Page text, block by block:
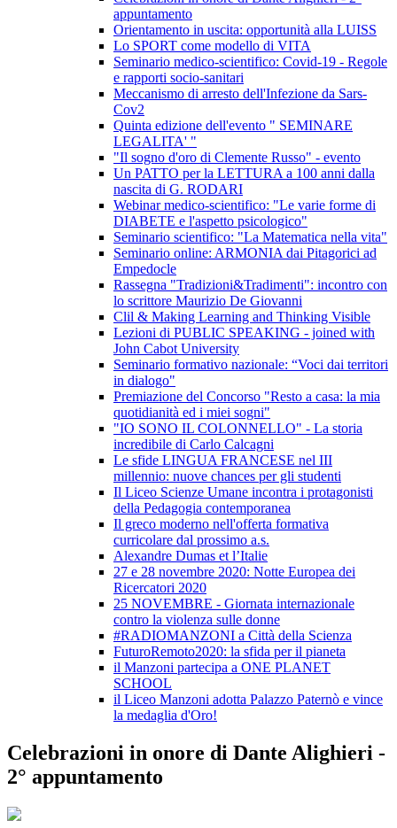
appuntamento
Orientamento in uscita: opportunità alla LUISS
Lo SPORT come modello di VITA
Seminario medico-scientifico: Covid-19 - Regole
e rapporti socio-sanitari
Meccanismo di arresto dell'Infezione da Sars-
Cov2
Quinta edizione dell'evento " SEMINARE
LEGALITA' "
"Il sogno d'oro di Clemente Russo" - evento
Un PATTO per la LETTURA a 100 anni dalla
nascita di G. RODARI
Webinar medico-scientifico: "Le varie forme di
DIABETE e l'aspetto psicologico"
Seminario scientifico: "La Matematica nella vita"
Seminario online: ARMONIA dai Pitagorici ad
Empedocle
Rassegna "Tradizioni&Tradimenti": incontro con
lo scrittore Maurizio De Giovanni
Clil & Making Learning and Thinking Visible
Lezioni di PUBLIC SPEAKING - joined with
John Cabot University
Seminario formativo nazionale: “Voci dai territori
in dialogo"
Premiazione del Concorso "Resto a casa: la mia
quotidianità ed i miei sogni"
"IO SONO IL COLONNELLO" - La storia
incredibile di Carlo Calcagni
Le sfide LINGUA FRANCESE nel III
millennio: nuove chances per gli studenti
Il Liceo Scienze Umane incontra i protagonisti
della Pedagogia contemporanea
Il greco moderno nell'offerta formativa
curricolare dal prossimo a.s.
Alexandre Dumas et l’Italie
27 e 28 novembre 2020: Notte Europea dei
Ricercatori 2020
25 NOVEMBRE - Giornata internazionale
contro la violenza sulle donne
#RADIOMANZONI a Città della Scienza
FuturoRemoto2020: la sfida per il pianeta
il Manzoni partecipa a ONE PLANET
SCHOOL
il Liceo Manzoni adotta Palazzo Paternò e vince
la medaglia d'Oro!
Celebrazioni in onore di Dante Alighieri -
2° appuntamento